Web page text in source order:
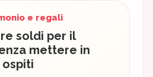
e regali
soldi per il
mettere in
ospiti